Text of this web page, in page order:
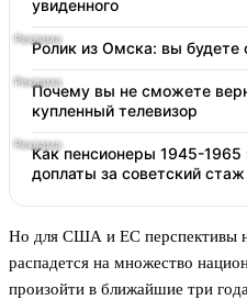
увиденного
Ролик из Омска: вы будете
Почему вы не сможете
купленный телевизор
Как пенсионеры 1945-1965
доплаты за советский стаж
Но для США и ЕС перспективы
распадется на множество
произойти в ближайшие три